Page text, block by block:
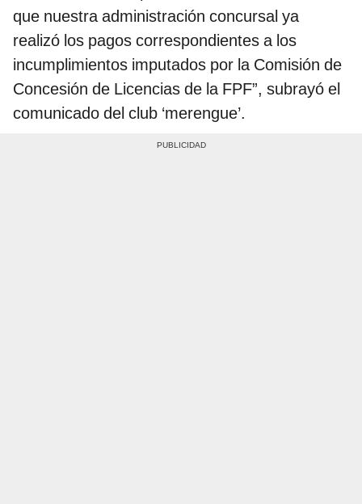
que nuestra administración concursal ya
realizó los pagos correspondientes a los
incumplimientos imputados por la Comisión de
Concesión de Licencias de la FPF”, subrayó el
comunicado del club ‘merengue’.